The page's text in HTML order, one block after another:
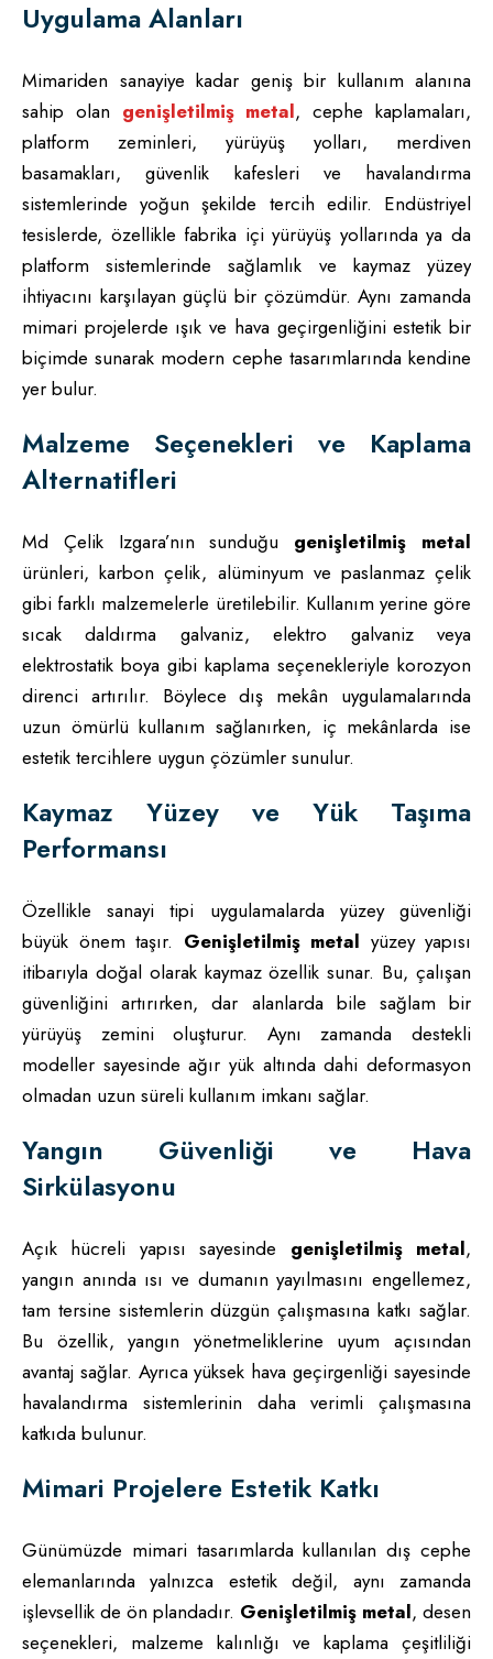
Uygulama Alanları
Mimariden sanayiye kadar geniş bir kullanım alanına
sahip olan genişletilmiş metal, cephe kaplamaları,
platform zeminleri, yürüyüş yolları, merdiven
basamakları, güvenlik kafesleri ve havalandırma
sistemlerinde yoğun şekilde tercih edilir. Endüstriyel
tesislerde, özellikle fabrika içi yürüyüş yollarında ya da
platform sistemlerinde sağlamlık ve kaymaz yüzey
ihtiyacını karşılayan güçlü bir çözümdür. Aynı zamanda
mimari projelerde ışık ve hava geçirgenliğini estetik bir
biçimde sunarak modern cephe tasarımlarında kendine
yer bulur.
Malzeme Seçenekleri ve Kaplama
Alternatifleri
Md Çelik Izgara’nın sunduğu genişletilmiş metal
ürünleri, karbon çelik, alüminyum ve paslanmaz çelik
gibi farklı malzemelerle üretilebilir. Kullanım yerine göre
sıcak daldırma galvaniz, elektro galvaniz veya
elektrostatik boya gibi kaplama seçenekleriyle korozyon
direnci artırılır. Böylece dış mekân uygulamalarında
uzun ömürlü kullanım sağlanırken, iç mekânlarda ise
estetik tercihlere uygun çözümler sunulur.
Kaymaz Yüzey ve Yük Taşıma
Performansı
Özellikle sanayi tipi uygulamalarda yüzey güvenliği
büyük önem taşır. Genişletilmiş metal yüzey yapısı
itibarıyla doğal olarak kaymaz özellik sunar. Bu, çalışan
güvenliğini artırırken, dar alanlarda bile sağlam bir
yürüyüş zemini oluşturur. Aynı zamanda destekli
modeller sayesinde ağır yük altında dahi deformasyon
olmadan uzun süreli kullanım imkanı sağlar.
Yangın Güvenliği ve Hava
Sirkülasyonu
Açık hücreli yapısı sayesinde genişletilmiş metal,
yangın anında ısı ve dumanın yayılmasını engellemez,
tam tersine sistemlerin düzgün çalışmasına katkı sağlar.
Bu özellik, yangın yönetmeliklerine uyum açısından
avantaj sağlar. Ayrıca yüksek hava geçirgenliği sayesinde
havalandırma sistemlerinin daha verimli çalışmasına
katkıda bulunur.
Mimari Projelere Estetik Katkı
Günümüzde mimari tasarımlarda kullanılan dış cephe
elemanlarında yalnızca estetik değil, aynı zamanda
işlevsellik de ön plandadır. Genişletilmiş metal, desen
seçenekleri, malzeme kalınlığı ve kaplama çeşitliliği